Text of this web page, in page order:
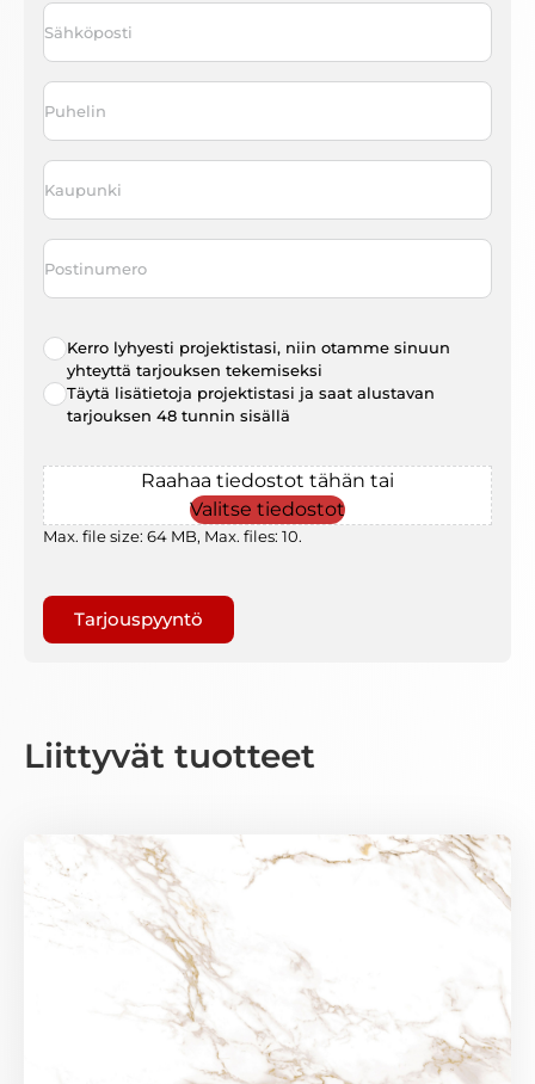
Sähköposti
Puhelin
Kaupunki
Postinumero
Radio
choice*
Kerro lyhyesti projektistasi, niin otamme sinuun
yhteyttä tarjouksen tekemiseksi
Täytä lisätietoja projektistasi ja saat alustavan
tarjouksen 48 tunnin sisällä
File
Raahaa tiedostot tähän tai
Valitse tiedostot
Max. file size: 64 MB, Max. files: 10.
Liittyvät tuotteet